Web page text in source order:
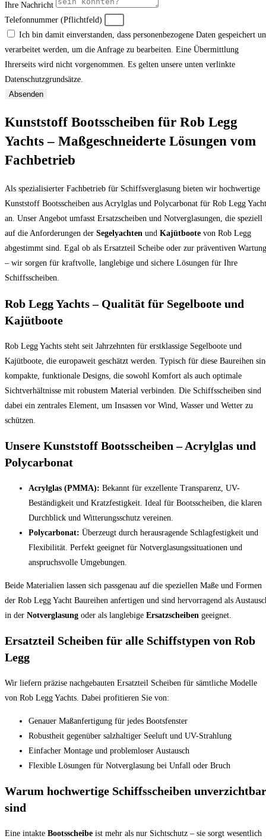
Ihre Nachricht
Telefonnummer (Pflichtfeld)
Ich bin damit einverstanden, dass personenbezogene Daten gespeichert
verarbeitet werden, um die Anfrage zu bearbeiten. Eine Übermittlung
Ihrerseits wird nicht vorgenommen. Es gelten unsere unten verlinkte
Datenschutzgrundsätze.
Absenden
Kunststoff Bootsscheiben für Rob Legg
Yachts – Maßgeschneiderte Lösungen vom
Fachbetrieb
Als spezialisierter Fachbetrieb für Schiffsverglasung bieten wir hochwertige
Kunststoff Bootsscheiben aus Acrylglas und Polycarbonat für Rob Legg
an. Unser Angebot umfasst Ersatzscheiben und Notverglasungen, die speziell
auf die Anforderungen der Segelyachten und Kajütboote von Rob Legg
abgestimmt sind. Egal ob als Ersatzteil Scheibe oder zur präventiven Wartung
– wir sorgen für kraftvolle, langlebige und sichere Lösungen für Ihre
Schiffsscheiben.
Rob Legg Yachts – Qualität für Segelboote und
Kajütboote
Rob Legg Yachts steht seit Jahrzehnten für erstklassige Segelboote und
Kajütboote, die europaweit geschätzt werden. Typisch für diese Baureihen
kompakte, funktionale Designs, die sowohl Komfort als auch optimale
Sichtverhältnisse mit robustem Material verbinden. Die Schiffsscheiben sind
dabei ein zentrales Element, um Insassen vor Wind, Wasser und Wetter zu
schützen.
Unsere Kunststoff Bootsscheiben – Acrylglas und
Polycarbonat
Acrylglas (PMMA): Bekannt für exzellente Transparenz, UV-
Beständigkeit und Kratzfestigkeit. Ideal für Bootsscheiben, die klaren
Durchblick und Witterungsschutz vereinen.
Polycarbonat: Überzeugt durch herausragende Schlagfestigkeit und
Flexibilität. Perfekt geeignet für Notverglasungssituationen und
anspruchsvolle Umgebungen.
Beide Materialien lassen sich passgenau auf die speziellen Maße und Formen
der Rob Legg Yacht Baureihen anfertigen und sind hervorragend als
in der Notverglasung oder als langlebige Ersatzscheiben geeignet.
Ersatzteil Scheiben für alle Schiffstypen von Rob
Legg
Wir liefern präzise nachgebauten Ersatzteil Scheiben für sämtliche Modelle
von Rob Legg Yachts. Dabei profitieren Sie von:
Genauer Maßanfertigung für jedes Bootsfenster
Robustheit gegenüber salzhaltiger Seeluft und UV-Strahlung
Einfacher Montage und problemloser Austausch
Flexible Lösungen für Notverglasung bei Unfall oder Bruch
Warum hochwertige Schiffsscheiben unverzichtbar
sind
Eine intakte Bootsscheibe ist mehr als nur Sichtschutz – sie sorgt wesentlich